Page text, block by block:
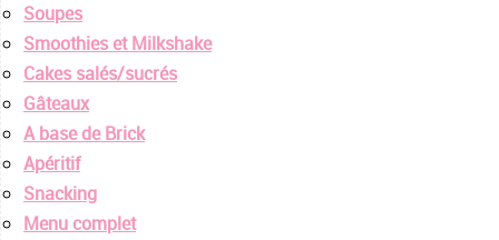
Soupes
Smoothies et Milkshake
Cakes salés/sucrés
Gâteaux
A base de Brick
Apéritif
Snacking
Menu complet